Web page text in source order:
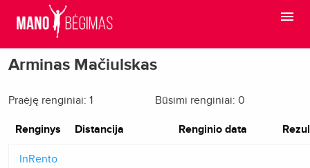
Arminas Mačiulskas
Praėję renginiai: 1 Būsimi renginiai: 0
Renginys Distancija Renginio data
InRento